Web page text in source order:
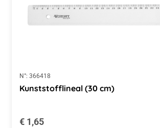
N°: 366418
Kunststofflineal (30 cm)
Regulärer Preis:
€ 1,65